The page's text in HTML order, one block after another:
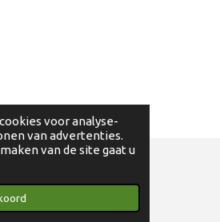
voor analyse-
van advertenties.
van de site gaat u